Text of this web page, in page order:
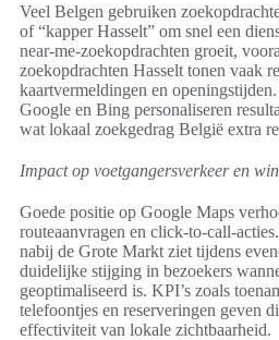
Veel Belgen gebruiken
of “kapper Hasselt” om snel een
near-me-zoekopdrachten groeit,
zoekopdrachten Hasselt tonen vaak
kaartvermeldingen en
Google en Bing personaliseren
wat lokaal zoekgedrag België extra
Impact op voetgangersverkeer en
Goede positie op Google Maps
routeaanvragen en click-to-call-
nabij de Grote Markt ziet tijdens
duidelijke stijging in bezoekers
geoptimaliseerd is. KPI’s zoals
telefoontjes en reserveringen geven
effectiviteit van lokale zichtbaarheid.